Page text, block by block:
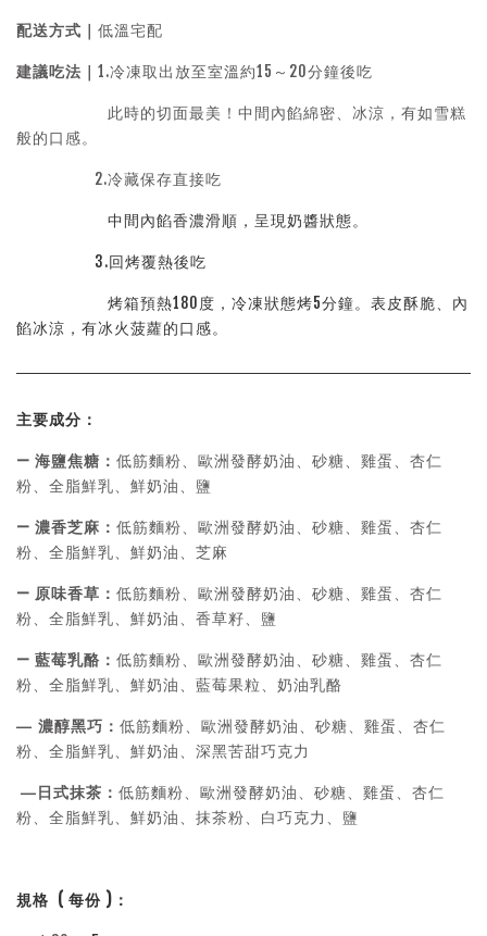
配送方式｜ 低溫宅配
建議吃法｜ 1.冷凍取出放至室溫約15～20分鐘後吃
此時的切面最美！中間內餡綿密、冰涼，有如雪糕
般的口感。
2.冷藏保存直接吃
中間內餡香濃滑順，呈現奶醬狀態。
3.回烤覆熱後吃
烤箱預熱180度，冷凍狀態烤5分鐘。表皮酥脆、內
餡冰涼，有冰火菠蘿的口感。
主要成分：
— 海鹽焦糖： 低筋麵粉、歐洲發酵奶油、砂糖、雞蛋、杏仁
粉、全脂鮮乳、鮮奶油、鹽
— 濃香芝麻： 低筋麵粉、歐洲發酵奶油、砂糖、雞蛋、杏仁
粉、全脂鮮乳、鮮奶油、芝麻
— 原味香草： 低筋麵粉、歐洲發酵奶油、砂糖、雞蛋、杏仁
粉、全脂鮮乳、鮮奶油、香草籽、鹽
— 藍莓乳酪： 低筋麵粉、歐洲發酵奶油、砂糖、雞蛋、杏仁
粉、全脂鮮乳、鮮奶油、藍莓果粒、奶油乳酪
— 濃醇黑巧： 低筋麵粉、歐洲發酵奶油、砂糖、雞蛋、杏仁
粉、全脂鮮乳、鮮奶油、深黑苦甜巧克力
—日式抹茶： 低筋麵粉、歐洲發酵奶油、砂糖、雞蛋、杏仁
粉、全脂鮮乳、鮮奶油、抹茶粉、白巧克力、鹽
規格 ( 每份 )：